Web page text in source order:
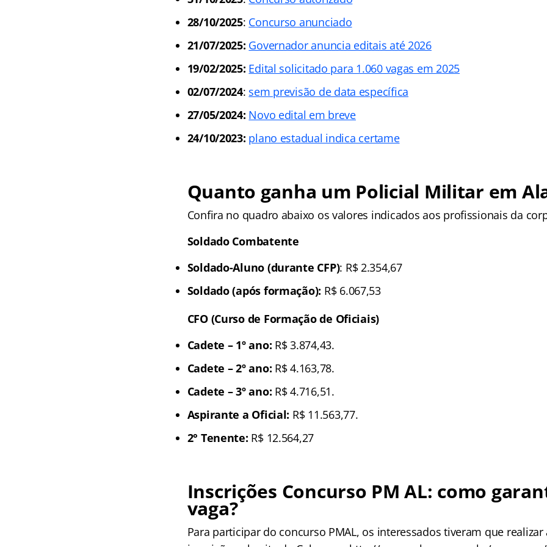
28/10/2025: Concurso anunciado
21/07/2025: Governador anuncia editais até 2026
19/02/2025: Edital solicitado para 1.060 vagas em 2025
02/07/2024: sem previsão de data específica
27/05/2024: Novo edital em breve
24/10/2023: plano estadual indica certame
Quanto ganha um Policial Militar em
Confira no quadro abaixo os valores indicados aos profissionais da
Soldado Combatente
Soldado-Aluno (durante CFP): R$ 2.354,67
Soldado (após formação): R$ 6.067,53
CFO (Curso de Formação de Oficiais)
Cadete – 1º ano: R$ 3.874,43.
Cadete – 2º ano: R$ 4.163,78.
Cadete – 3º ano: R$ 4.716,51.
Aspirante a Oficial: R$ 11.563,77.
2° Tenente: R$ 12.564,27
Inscrições Concurso PM AL: como
vaga?
Para participar do concurso PMAL, os interessados tiveram que